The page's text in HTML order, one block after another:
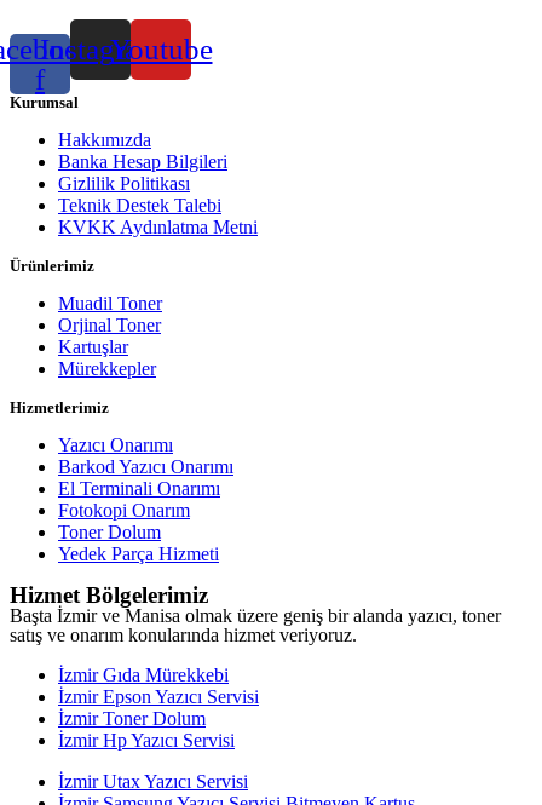
f
InstagramYoutube
Kurumsal
Hakkımızda
Banka Hesap Bilgileri
Gizlilik Politikası
Teknik Destek Talebi
KVKK Aydınlatma Metni
Ürünlerimiz
Muadil Toner
Orjinal Toner
Kartuşlar
Mürekkepler
Hizmetlerimiz
Yazıcı Onarımı
Barkod Yazıcı Onarımı
El Terminali Onarımı
Fotokopi Onarım
Toner Dolum
Yedek Parça Hizmeti
Hizmet Bölgelerimiz
Başta İzmir ve Manisa olmak üzere geniş bir alanda yazıcı, toner
satış ve onarım konularında hizmet veriyoruz.
İzmir Gıda Mürekkebi
İzmir Epson Yazıcı Servisi
İzmir Toner Dolum
İzmir Hp Yazıcı Servisi
İzmir Utax Yazıcı Servisi